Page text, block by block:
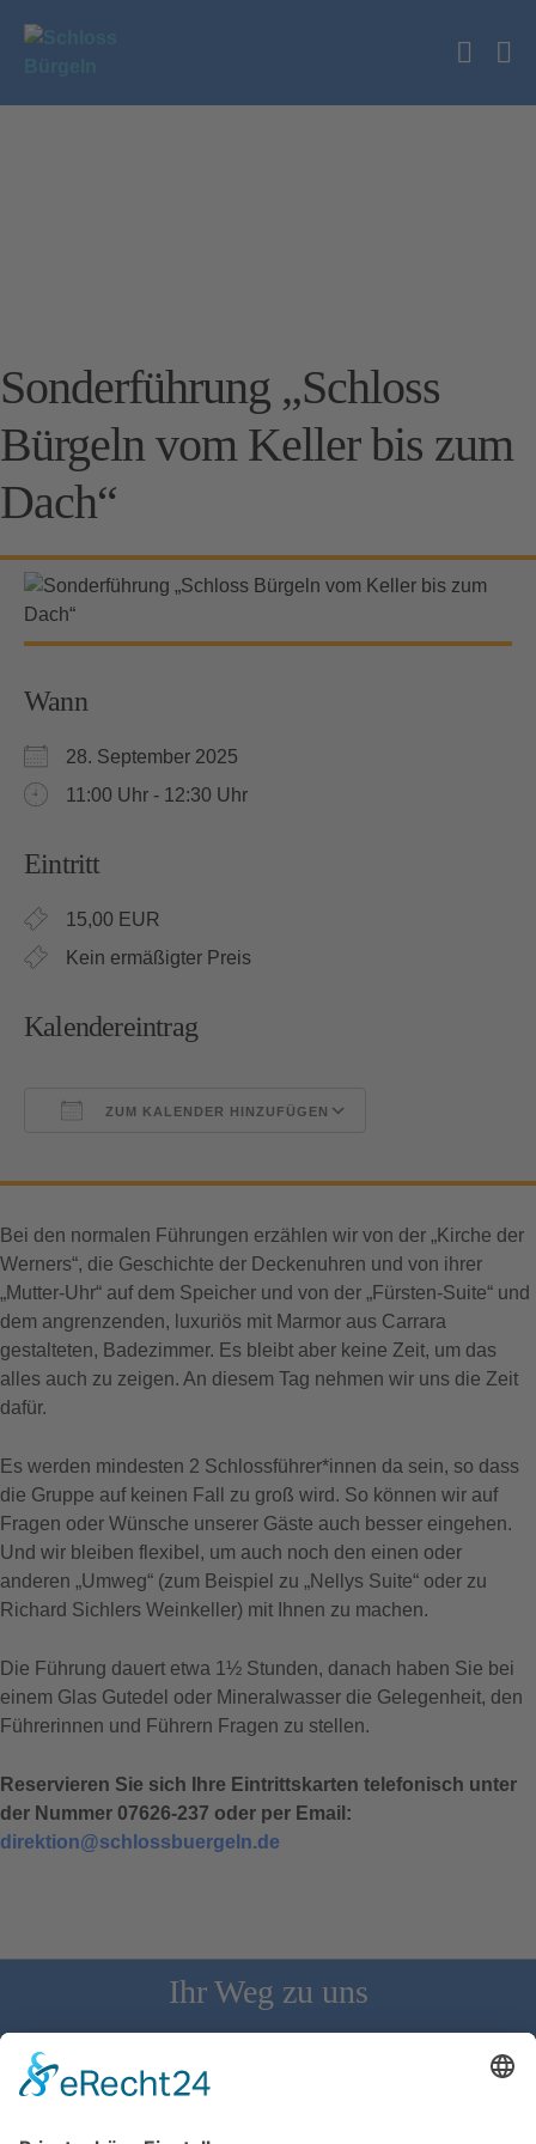
Inhalt
Sonderführung „Schloss
Bürgeln vom Keller bis zum
Dach“
Wann
28. September 2025
11:00 Uhr - 12:30 Uhr
Eintritt
15,00 EUR
Kein ermäßigter Preis
Kalendereintrag
ZUM KALENDER HINZUFÜGEN
Bei den normalen Führungen erzählen wir von der „Kirche der
Werners“, die Geschichte der Deckenuhren und von ihrer
„Mutter-Uhr“ auf dem Speicher und von der „Fürsten-Suite“ und
dem angrenzenden, luxuriös mit Marmor aus Carrara
gestalteten, Badezimmer. Es bleibt aber keine Zeit, um das
alles auch zu zeigen. An diesem Tag nehmen wir uns die Zeit
dafür.
Es werden mindesten 2 Schlossführer*innen da sein, so dass
die Gruppe auf keinen Fall zu groß wird. So können wir auf
Fragen oder Wünsche unserer Gäste auch besser eingehen.
Und wir bleiben flexibel, um auch noch den einen oder
anderen „Umweg“ (zum Beispiel zu „Nellys Suite“ oder zu
Richard Sichlers Weinkeller) mit Ihnen zu machen.
Die Führung dauert etwa 1½ Stunden, danach haben Sie bei
einem Glas Gutedel oder Mineralwasser die Gelegenheit, den
Führerinnen und Führern Fragen zu stellen.
Reservieren Sie sich Ihre Eintrittskarten telefonisch unter
der Nummer 07626-237 oder per Email:
direktion@schlossbuergeln.de
Ihr Weg zu uns
Schloss Bürgeln, 79418 Schliengen | Telefon: 07626/237 | E-
Mail: direktion@schlossbuergeln.de